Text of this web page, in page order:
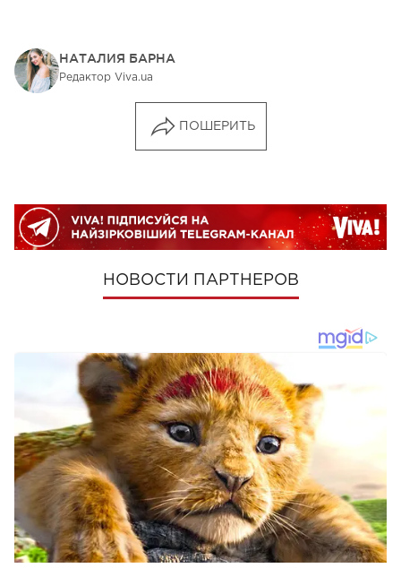
НАТАЛИЯ БАРНА
Редактор Viva.ua
ПОШЕРИТЬ
НОВОСТИ ПАРТНЕРОВ